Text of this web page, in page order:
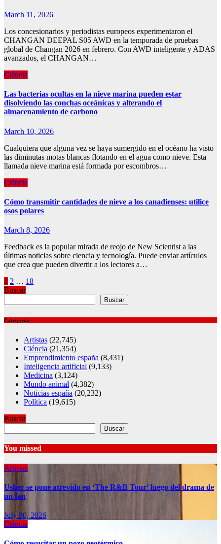
March 11, 2026
Los concesionarios y periodistas europeos experimentaron el
CHANGAN DEEPAL S05 AWD en la temporada de pruebas
global de Changan 2026 en febrero. Con AWD inteligente y ADAS
avanzados, el CHANGAN…
Ciéncia
Las bacterias ocultas en la nieve marina pueden estar
disolviendo las conchas oceánicas y alterando el
almacenamiento de carbono
March 10, 2026
Cualquiera que alguna vez se haya sumergido en el océano ha visto
las diminutas motas blancas flotando en el agua como nieve. Esta
llamada nieve marina está formada por escombros…
Ciéncia
Cómo transmitir cantidades de nieve a los canadienses: utilice
osos polares
March 8, 2026
Feedback es la popular mirada de reojo de New Scientist a las
últimas noticias sobre ciencia y tecnología. Puede enviar artículos
que crea que pueden divertir a los lectores a…
Posts
pagination
1 2 … 18
Buscar
Buscar
Categorías
Artistas (22,745)
Ciéncia (21,354)
Emprendimiento españa (8,431)
Inteligencia artificial (9,133)
Medicina (3,124)
Mundo animal (4,382)
Noticias españa (20,232)
Política (19,615)
Buscar
Buscar
You missed
Artistas
Usher se pone atrevido en ‘The R&B Tour’ luego del drama de
un fan
July 30, 2026
Ciéncia